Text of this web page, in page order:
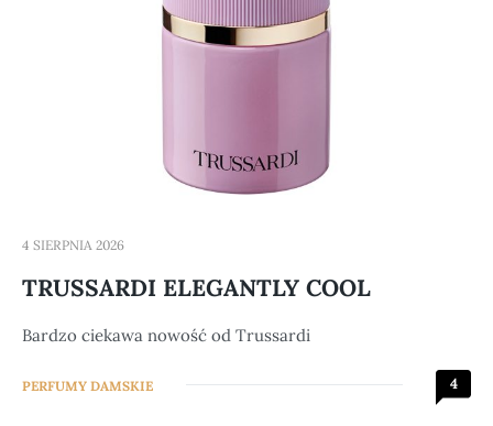
4 SIERPNIA 2026
TRUSSARDI ELEGANTLY COOL
Bardzo ciekawa nowość od Trussardi
PERFUMY DAMSKIE 4